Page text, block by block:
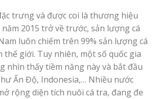
trưng và được coi là thương hiệu
2015 trở về trước, sản lượng cá
luôn chiếm trên 99% sản lượng cá
thế giới. Tuy nhiên, một số quốc gia
nhìn thấy tiềm năng này và bắt đầu
Ấn Độ, Indonesia,… Nhiều nước
rộng diện tích nuôi cá tra, đang đe